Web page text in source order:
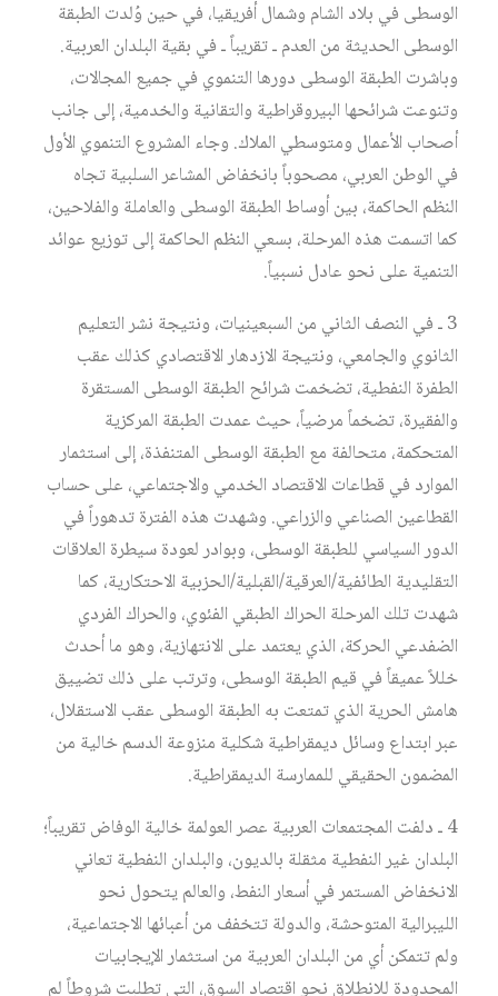
الوسطى في بلاد الشام وشمال أفريقيا، في حين وُلدت الطبقة
الوسطى الحديثة من العدم ـ تقريباً ـ في بقية البلدان العربية.
وباشرت الطبقة الوسطى دورها التنموي في جميع المجالات،
وتنوعت شرائحها البيروقراطية والتقانية والخدمية، إلى جانب
أصحاب الأعمال ومتوسطي الملاك. وجاء المشروع التنموي الأول
في الوطن العربي، مصحوباً بانخفاض المشاعر السلبية تجاه
النظم الحاكمة، بين أوساط الطبقة الوسطى والعاملة والفلاحين،
كما اتسمت هذه المرحلة، بسعي النظم الحاكمة إلى توزيع عوائد
التنمية على نحو عادل نسبياً.
3 ـ في النصف الثاني من السبعينيات، ونتيجة نشر التعليم
الثانوي والجامعي، ونتيجة الازدهار الاقتصادي كذلك عقب
الطفرة النفطية، تضخمت شرائح الطبقة الوسطى المستقرة
والفقيرة، تضخماً مرضياً، حيث عمدت الطبقة المركزية
المتحكمة، متحالفة مع الطبقة الوسطى المتنفذة، إلى استثمار
الموارد في قطاعات الاقتصاد الخدمي والاجتماعي، على حساب
القطاعين الصناعي والزراعي. وشهدت هذه الفترة تدهوراً في
الدور السياسي للطبقة الوسطى، وبوادر لعودة سيطرة العلاقات
التقليدية الطائفية/العرقية/القبلية/الحزبية الاحتكارية، كما
شهدت تلك المرحلة الحراك الطبقي الفئوي، والحراك الفردي
الضفدعي الحركة، الذي يعتمد على الانتهازية، وهو ما أحدث
خللاً عميقاً في قيم الطبقة الوسطى، وترتب على ذلك تضييق
هامش الحرية الذي تمتعت به الطبقة الوسطى عقب الاستقلال،
عبر ابتداع وسائل ديمقراطية شكلية منزوعة الدسم خالية من
المضمون الحقيقي للممارسة الديمقراطية.
4 ـ دلفت المجتمعات العربية عصر العولمة خالية الوفاض تقريباً؛
البلدان غير النفطية مثقلة بالديون، والبلدان النفطية تعاني
الانخفاض المستمر في أسعار النفط، والعالم يتحول نحو
الليبرالية المتوحشة، والدولة تتخفف من أعبائها الاجتماعية،
ولم تتمكن أي من البلدان العربية من استثمار الإيجابيات